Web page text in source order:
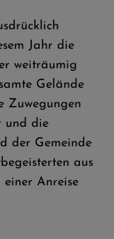
Jahr die
weiträumig
Gelände
Zuwegungen
und die
der Gemeinde
aus
Anreise